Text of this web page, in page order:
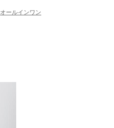
オールインワン